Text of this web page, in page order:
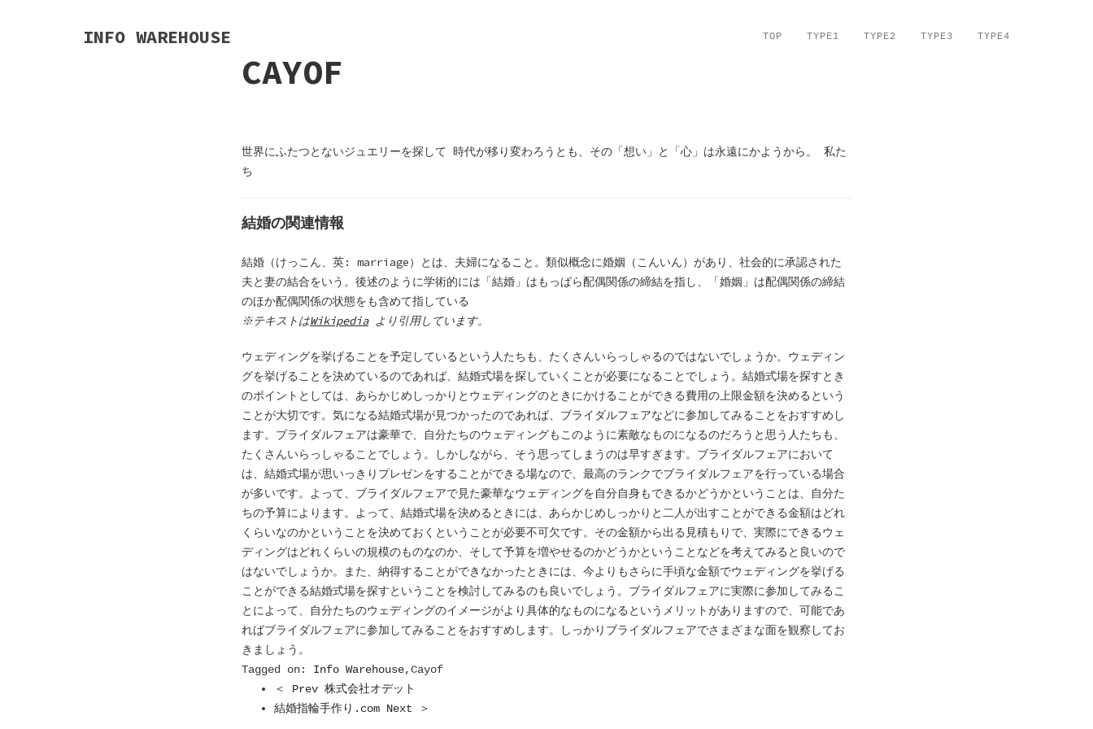
INFO WAREHOUSE TOP TYPE1 TYPE2 TYPE3 TYPE4
CAYOF
世界にふたつとないジュエリーを探して 時代が移り変わろうとも、その「想い」と「心」は永遠にかようから。 私た
ち
結婚の関連情報
結婚（けっこん、英: marriage）とは、夫婦になること。類似概念に婚姻（こんいん）があり、社会的に承認された
夫と妻の結合をいう。後述のように学術的には「結婚」はもっぱら配偶関係の締結を指し、「婚姻」は配偶関係の締結
のほか配偶関係の状態をも含めて指している
※テキストはWikipediaより引用しています。
ウェディングを挙げることを予定しているという人たちも、たくさんいらっしゃるのではないでしょうか。ウェディン
グを挙げることを決めているのであれば、結婚式場を探していくことが必要になることでしょう。結婚式場を探すとき
のポイントとしては、あらかじめしっかりとウェディングのときにかけることができる費用の上限金額を決めるという
ことが大切です。気になる結婚式場が見つかったのであれば、ブライダルフェアなどに参加してみることをおすすめし
ます。ブライダルフェアは豪華で、自分たちのウェディングもこのように素敵なものになるのだろうと思う人たちも、
たくさんいらっしゃることでしょう。しかしながら、そう思ってしまうのは早すぎます。ブライダルフェアにおいて
は、結婚式場が思いっきりプレゼンをすることができる場なので、最高のランクでブライダルフェアを行っている場合
が多いです。よって、ブライダルフェアで見た豪華なウェディングを自分自身もできるかどうかということは、自分た
ちの予算によります。よって、結婚式場を決めるときには、あらかじめしっかりと二人が出すことができる金額はどれ
くらいなのかということを決めておくということが必要不可欠です。その金額から出る見積もりで、実際にできるウェ
ディングはどれくらいの規模のものなのか、そして予算を増やせるのかどうかということなどを考えてみると良いので
はないでしょうか。また、納得することができなかったときには、今よりもさらに手頃な金額でウェディングを挙げる
ことができる結婚式場を探すということを検討してみるのも良いでしょう。ブライダルフェアに実際に参加してみるこ
とによって、自分たちのウェディングのイメージがより具体的なものになるというメリットがありますので、可能であ
ればブライダルフェアに参加してみることをおすすめします。しっかりブライダルフェアでさまざまな面を観察してお
きましょう。
Tagged on: Info Warehouse,Cayof
＜ Prev 株式会社オデット
結婚指輪手作り.com Next ＞